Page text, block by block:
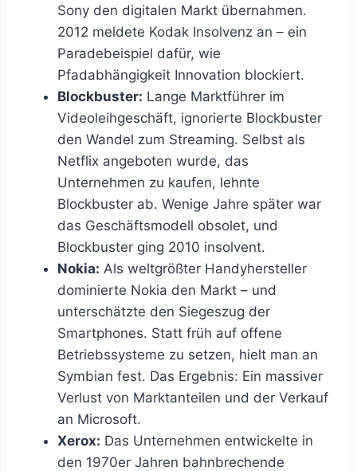
Sony den digitalen Markt übernahmen.
2012 meldete Kodak Insolvenz an – ein
Paradebeispiel dafür, wie
Pfadabhängigkeit Innovation blockiert.
Blockbuster: Lange Marktführer im
Videoleihgeschäft, ignorierte Blockbuster
den Wandel zum Streaming. Selbst als
Netflix angeboten wurde, das
Unternehmen zu kaufen, lehnte
Blockbuster ab. Wenige Jahre später war
das Geschäftsmodell obsolet, und
Blockbuster ging 2010 insolvent.
Nokia: Als weltgrößter Handyhersteller
dominierte Nokia den Markt – und
unterschätzte den Siegeszug der
Smartphones. Statt früh auf offene
Betriebssysteme zu setzen, hielt man an
Symbian fest. Das Ergebnis: Ein massiver
Verlust von Marktanteilen und der Verkauf
an Microsoft.
Xerox: Das Unternehmen entwickelte in
den 1970er Jahren bahnbrechende